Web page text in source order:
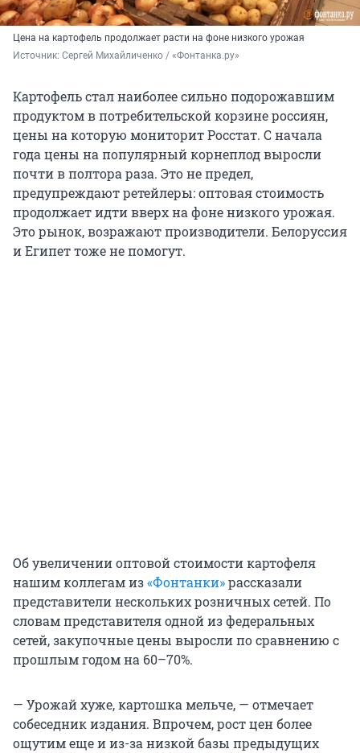
Цена на картофель продолжает расти на фоне низкого урожая
Источник: Сергей Михайличенко / «Фонтанка.ру»
Картофель стал наиболее сильно подорожавшим
продуктом в потребительской корзине россиян,
цены на которую мониторит Росстат. С начала
года цены на популярный корнеплод выросли
почти в полтора раза. Это не предел,
предупреждают ретейлеры: оптовая стоимость
продолжает идти вверх на фоне низкого урожая.
Это рынок, возражают производители. Белоруссия
и Египет тоже не помогут.
Об увеличении оптовой стоимости картофеля
нашим коллегам из«Фонтанки»рассказали
представители нескольких розничных сетей. По
словам представителя одной из федеральных
сетей, закупочные цены выросли по сравнению с
прошлым годом на 60–70%.
— Урожай хуже, картошка мельче, — отмечает
собеседник издания. Впрочем, рост цен более
ощутим еще и из-за низкой базы предыдущих